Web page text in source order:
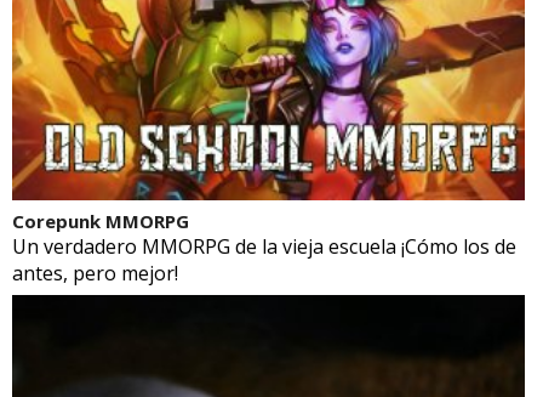
Corepunk MMORPG
Un verdadero MMORPG de la vieja escuela ¡Cómo los de
antes, pero mejor!